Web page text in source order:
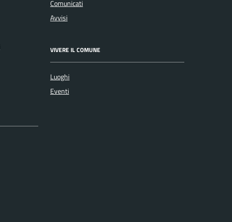
Comunicati
Avvisi
VIVERE IL COMUNE
Luoghi
Eventi